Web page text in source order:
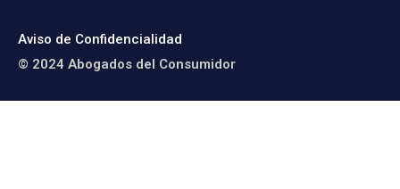
Aviso de Confidencialidad
© 2024 Abogados del Consumidor